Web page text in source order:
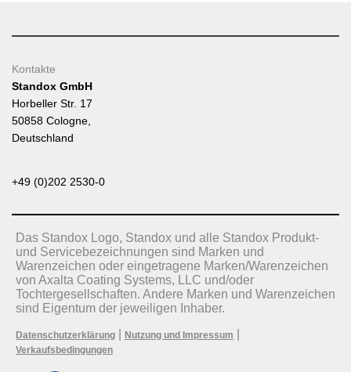
Kontakte
Standox GmbH
Horbeller Str. 17
50858 Cologne,
Deutschland
+49 (0)202 2530-0
Das Standox Logo, Standox und alle Standox Produkt-
und Servicebezeichnungen sind Marken und
Warenzeichen oder eingetragene Marken/Warenzeichen
von Axalta Coating Systems, LLC und/oder
Tochtergesellschaften. Andere Marken und Warenzeichen
sind Eigentum der jeweiligen Inhaber.
Datenschutzerklärung Nutzung und Impressum
Verkaufsbedingungen